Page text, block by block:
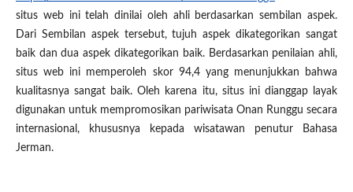
situs web ini telah dinilai oleh ahli berdasarkan sembilan aspek.
Dari Sembilan aspek tersebut, tujuh aspek dikategorikan sangat
baik dan dua aspek dikategorikan baik. Berdasarkan penilaian ahli,
situs web ini memperoleh skor 94,4 yang menunjukkan bahwa
kualitasnya sangat baik. Oleh karena itu, situs ini dianggap layak
digunakan untuk mempromosikan pariwisata Onan Runggu secara
internasional, khususnya kepada wisatawan penutur Bahasa
Jerman.